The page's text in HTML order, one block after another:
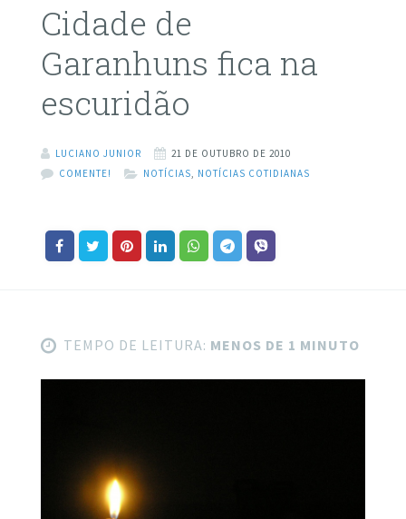
Cidade de
Garanhuns fica na
escuridão
LUCIANO JUNIOR
21 DE OUTUBRO DE 2010
COMENTE!
NOTÍCIAS NOTÍCIAS COTIDIANAS
TEMPO DE LEITURA: MENOS DE 1 MINUTO